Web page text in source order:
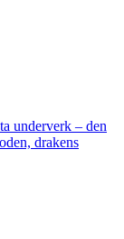
underverk – den
drakens